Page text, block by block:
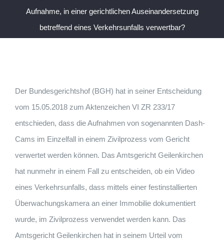
Aufnahme, in einer gerichtlichen Auseinandersetzung
betreffend eines Verkehrsunfalls verwertbar?
Der Bundesgerichtshof (BGH) hat in seiner Entscheidung
vom 15.05.2018 zum Aktenzeichen VI ZR 233/17
entschieden, dass die Aufnahmen von sogenannten Dash-
Cams im Einzelfall in einem Zivilprozess vom Gericht
verwertet werden können. Das Amtsgericht Geilenkirchen
hat nunmehr in einem Fall zu entscheiden, ob ein Video
eines Verkehrsunfalls, dass mittels einer festinstallierten
Überwachungskamera an einer Immobilie dokumentiert
wurde, im Zivilprozess verwendet werden kann. Das
Amtsgericht Geilenkirchen hat in seinem Urteil vom